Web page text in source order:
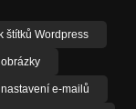
štítků Wordpress
nastavení e-mailů